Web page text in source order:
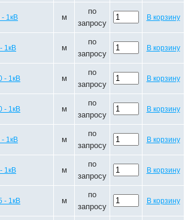
1кВ м
по
запросу
В корзину
1кВ м
по
запросу
В корзину
- 1кВ м
по
запросу
В корзину
- 1кВ м
по
запросу
В корзину
1кВ м
по
запросу
В корзину
1кВ м
по
запросу
В корзину
- 1кВ м
по
запросу
В корзину